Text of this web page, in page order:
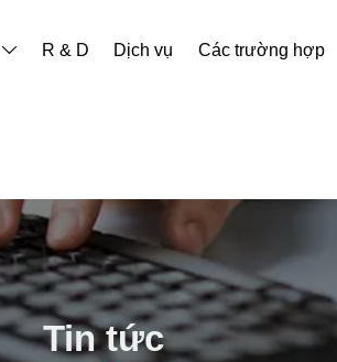
 R & D Dịch vụ Các trường hợp
Tin tức